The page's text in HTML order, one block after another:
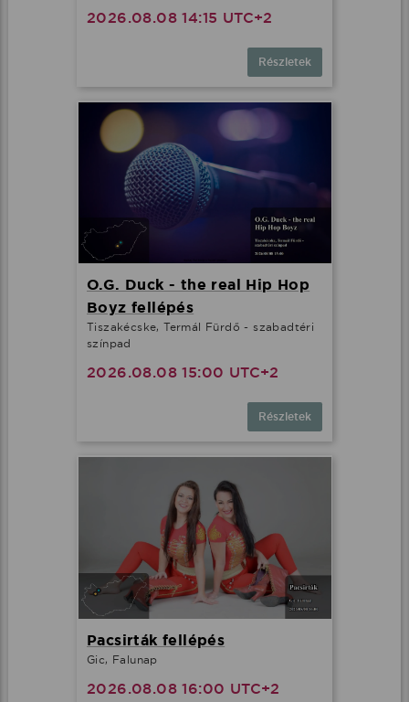
2026.08.08 14:15 UTC+2
Részletek
O.G. Duck - the real Hip Hop
Boyz fellépés
Tiszakécske, Termál Fürdő - szabadtéri
színpad
2026.08.08 15:00 UTC+2
Részletek
Pacsirták fellépés
Gic, Falunap
2026.08.08 16:00 UTC+2